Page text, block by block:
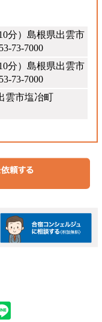
分）島根県出雲市
73-7000
分）島根県出雲市
73-7000
雲市塩冶町